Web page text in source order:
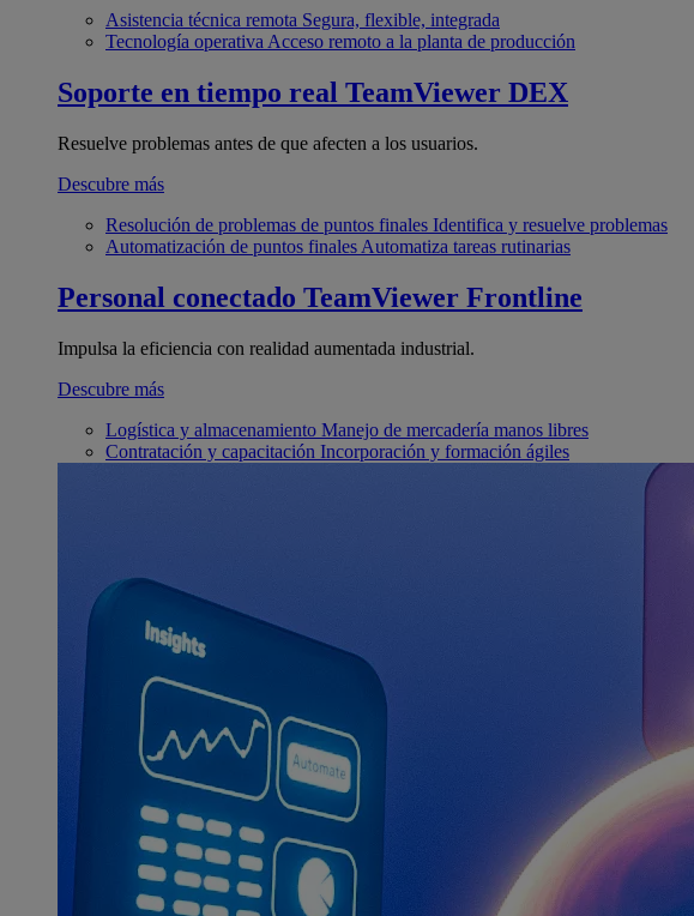
Asistencia técnica remota Segura, flexible, integrada
Tecnología operativa Acceso remoto a la planta de producción
Soporte en tiempo real TeamViewer DEX
Resuelve problemas antes de que afecten a los usuarios.
Descubre más
Resolución de problemas de puntos finales Identifica y resuelve problemas
Automatización de puntos finales Automatiza tareas rutinarias
Personal conectado TeamViewer Frontline
Impulsa la eficiencia con realidad aumentada industrial.
Descubre más
Logística y almacenamiento Manejo de mercadería manos libres
Contratación y capacitación Incorporación y formación ágiles